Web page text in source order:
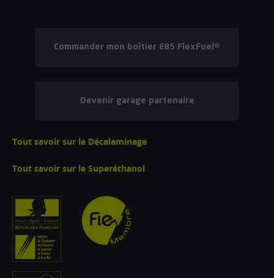
Commander mon boîtier E85 FlexFuel®
Devenir garage partenaire
Tout savoir sur le Décalaminage
Tout savoir sur le Superéthanol